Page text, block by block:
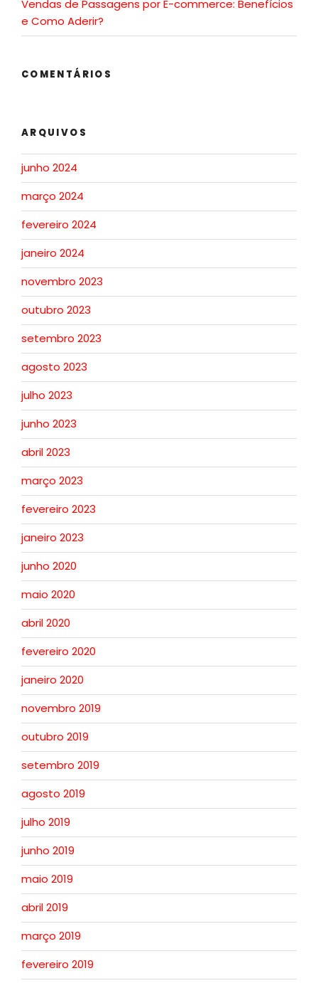
Vendas de Passagens por E-commerce: Benefícios
e Como Aderir?
COMENTÁRIOS
ARQUIVOS
junho 2024
março 2024
fevereiro 2024
janeiro 2024
novembro 2023
outubro 2023
setembro 2023
agosto 2023
julho 2023
junho 2023
abril 2023
março 2023
fevereiro 2023
janeiro 2023
junho 2020
maio 2020
abril 2020
fevereiro 2020
janeiro 2020
novembro 2019
outubro 2019
setembro 2019
agosto 2019
julho 2019
junho 2019
maio 2019
abril 2019
março 2019
fevereiro 2019